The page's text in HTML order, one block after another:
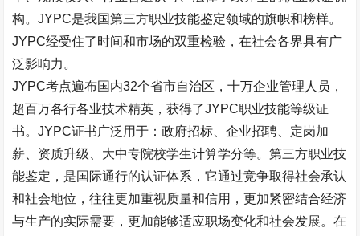
构。JYPC是我国第三方职业技能鉴定领域的旗帜和榜样。
JYPC经受住了时间和市场的双重检验，在社会各界具有广
泛影响力。
JYPC考点遍布国内32个省市自治区，十万企业管理人员，
超百万各行各业技术精英，获得了JYPC职业技能等级证
书。JYPC证书广泛用于：政府招标、企业招聘、定岗加
薪、资质升级、大中专院校学生计算学分等。第三方职业技
能鉴定，是国际通行的认证体系，它通过竞争取得社会承认
和社会地位，往往更加重视质量和信用，更加紧密结合经济
与生产的实际需要，更加能够适应职场变化和社会发展。在